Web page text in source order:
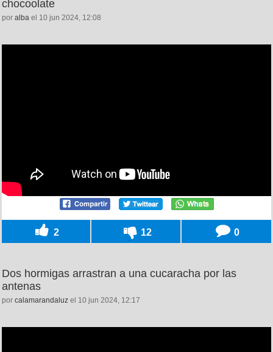
chocoolate
por alba el 10 jun 2024, 12:08
2 12 0
Dos hormigas arrastran a una cucaracha por las
antenas
por calamarandaluz el 10 jun 2024, 12:17